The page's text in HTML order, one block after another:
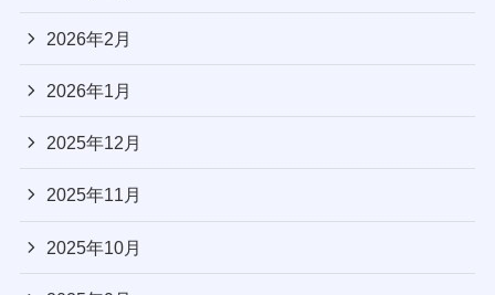
2026年2月
2026年1月
2025年12月
2025年11月
2025年10月